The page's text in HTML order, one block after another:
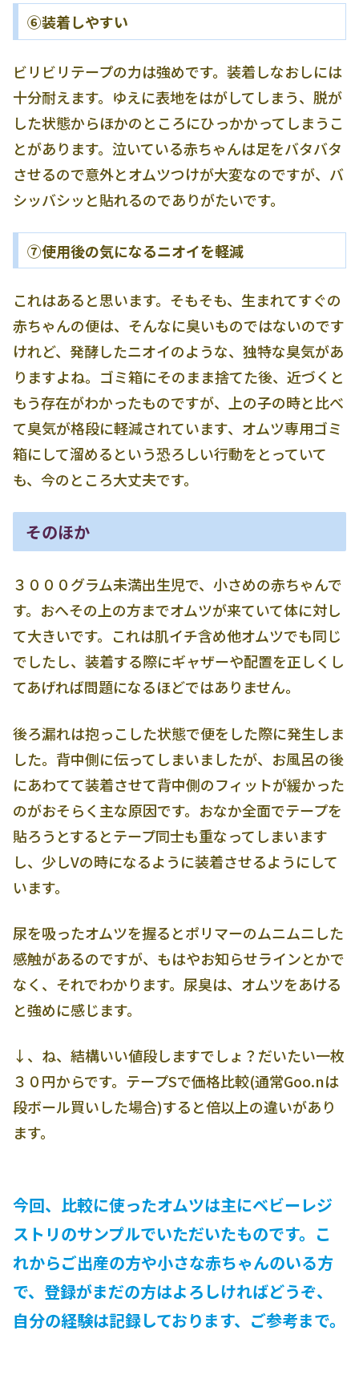
⑥装着しやすい
ビリビリテープの力は強めです。装着しなおしには
十分耐えます。ゆえに表地をはがしてしまう、脱が
した状態からほかのところにひっかかってしまうこ
とがあります。泣いている赤ちゃんは足をバタバタ
させるので意外とオムツつけが大変なのですが、バ
シッバシッと貼れるのでありがたいです。
⑦使用後の気になるニオイを軽減
これはあると思います。そもそも、生まれてすぐの
赤ちゃんの便は、そんなに臭いものではないのです
けれど、発酵したニオイのような、独特な臭気があ
りますよね。ゴミ箱にそのまま捨てた後、近づくと
もう存在がわかったものですが、上の子の時と比べ
て臭気が格段に軽減されています、オムツ専用ゴミ
箱にして溜めるという恐ろしい行動をとっていて
も、今のところ大丈夫です。
そのほか
３０００グラム未満出生児で、小さめの赤ちゃんで
す。おへその上の方までオムツが来ていて体に対し
て大きいです。これは肌イチ含め他オムツでも同じ
でしたし、装着する際にギャザーや配置を正しくし
てあげれば問題になるほどではありません。
後ろ漏れは抱っこした状態で便をした際に発生しま
した。背中側に伝ってしまいましたが、お風呂の後
にあわてて装着させて背中側のフィットが緩かった
のがおそらく主な原因です。おなか全面でテープを
貼ろうとするとテープ同士も重なってしまいます
し、少しVの時になるように装着させるようにして
います。
尿を吸ったオムツを握るとポリマーのムニムニした
感触があるのですが、もはやお知らせラインとかで
なく、それでわかります。尿臭は、オムツをあける
と強めに感じます。
↓、ね、結構いい値段しますでしょ？だいたい一枚
３０円からです。テープSで価格比較(通常Goo.nは
段ボール買いした場合)すると倍以上の違いがあり
ます。
今回、比較に使ったオムツは主にベビーレジ
ストリのサンプルでいただいたものです。こ
れからご出産の方や小さな赤ちゃんのいる方
で、登録がまだの方はよろしければどうぞ、
自分の経験は記録しております、ご参考まで。